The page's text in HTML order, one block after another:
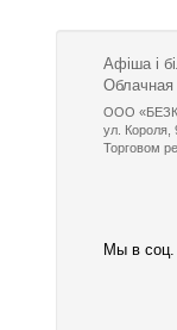
Афіша і
ООО
ул. Короля,
Торговом
Мы в соц.